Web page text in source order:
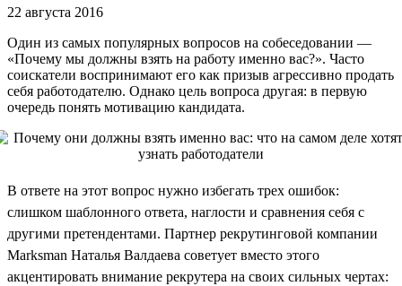
22 августа 2016
Один из самых популярных вопросов на собеседовании —
«Почему мы должны взять на работу именно вас?». Часто
соискатели воспринимают его как призыв агрессивно продать
себя работодателю. Однако цель вопроса другая: в первую
очередь понять мотивацию кандидата.
В ответе на этот вопрос нужно избегать трех ошибок:
слишком шаблонного ответа, наглости и сравнения себя с
другими претендентами. Партнер рекрутинговой компании
Marksman Наталья Валдаева советует вместо этого
акцентировать внимание рекрутера на своих сильных чертах: